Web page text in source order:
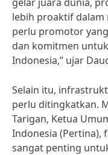
lebih proaktif dalam
perlu promotor
dan komitmen
Indonesia,” ujar
Selain itu,
perlu ditingkatkan.
Tarigan, Ketua
Indonesia (Pertina),
sangat penting